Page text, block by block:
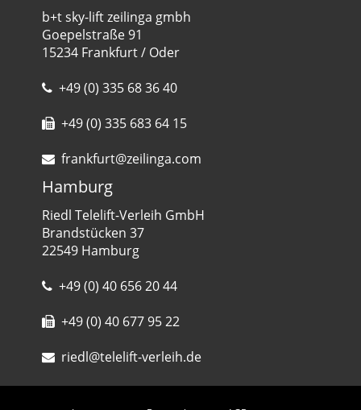
b+t sky-lift zeilinga gmbh
Goepelstraße 91
15234 Frankfurt / Oder
+49 (0) 335 68 36 40
+49 (0) 335 683 64 15
frankfurt@zeilinga.com
Hamburg
Riedl Telelift-Verleih GmbH
Brandstücken 37
22549 Hamburg
+49 (0) 40 656 20 44
+49 (0) 40 677 95 22
riedl@telelift-verleih.de